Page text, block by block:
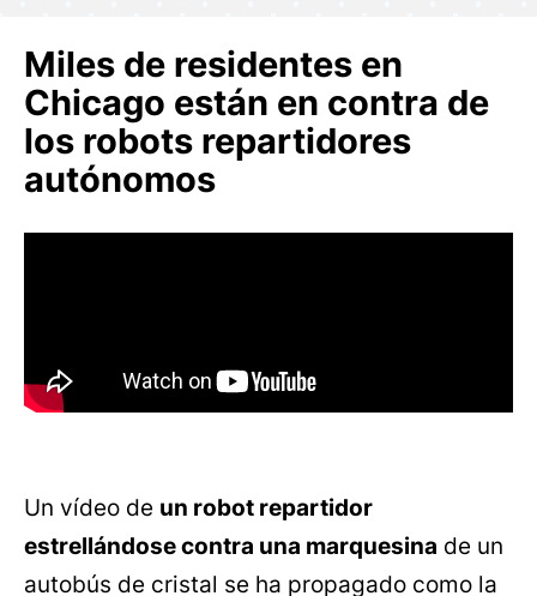
Miles de residentes en
Chicago están en contra de
los robots repartidores
autónomos
Un vídeo de un robot repartidor
estrellándose contra una marquesina de un
autobús de cristal se ha propagado como la